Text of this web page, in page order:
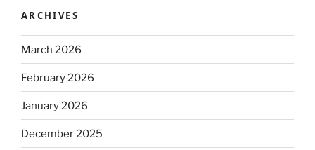
ARCHIVES
March 2026
February 2026
January 2026
December 2025